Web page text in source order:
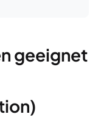
geeignet